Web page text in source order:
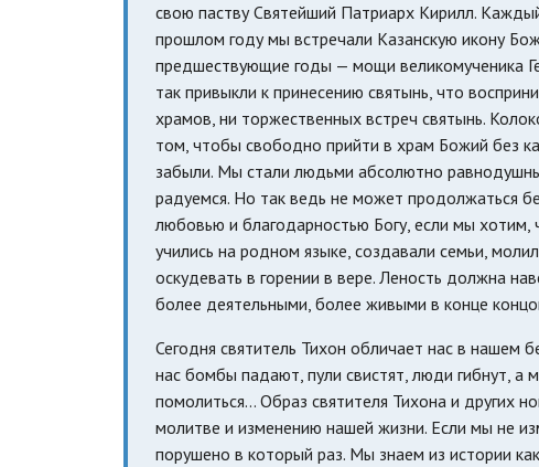
свою паству Святейший Патриарх Кирилл.
прошлом году мы встречали Казанскую икону
предшествующие годы — мощи великомученика
так привыкли к принесению святынь, что
храмов, ни торжественных встреч святынь.
том, чтобы свободно прийти в храм Божий без
забыли. Мы стали людьми абсолютно
радуемся. Но так ведь не может продолжаться
любовью и благодарностью Богу, если мы
учились на родном языке, создавали семьи,
оскудевать в горении в вере. Леность должна
более деятельными, более живыми в конце
Сегодня святитель Тихон обличает нас в нашем
нас бомбы падают, пули свистят, люди гибнут, а
помолиться... Образ святителя Тихона и других
молитве и изменению нашей жизни. Если мы не
порушено в который раз. Мы знаем из истории